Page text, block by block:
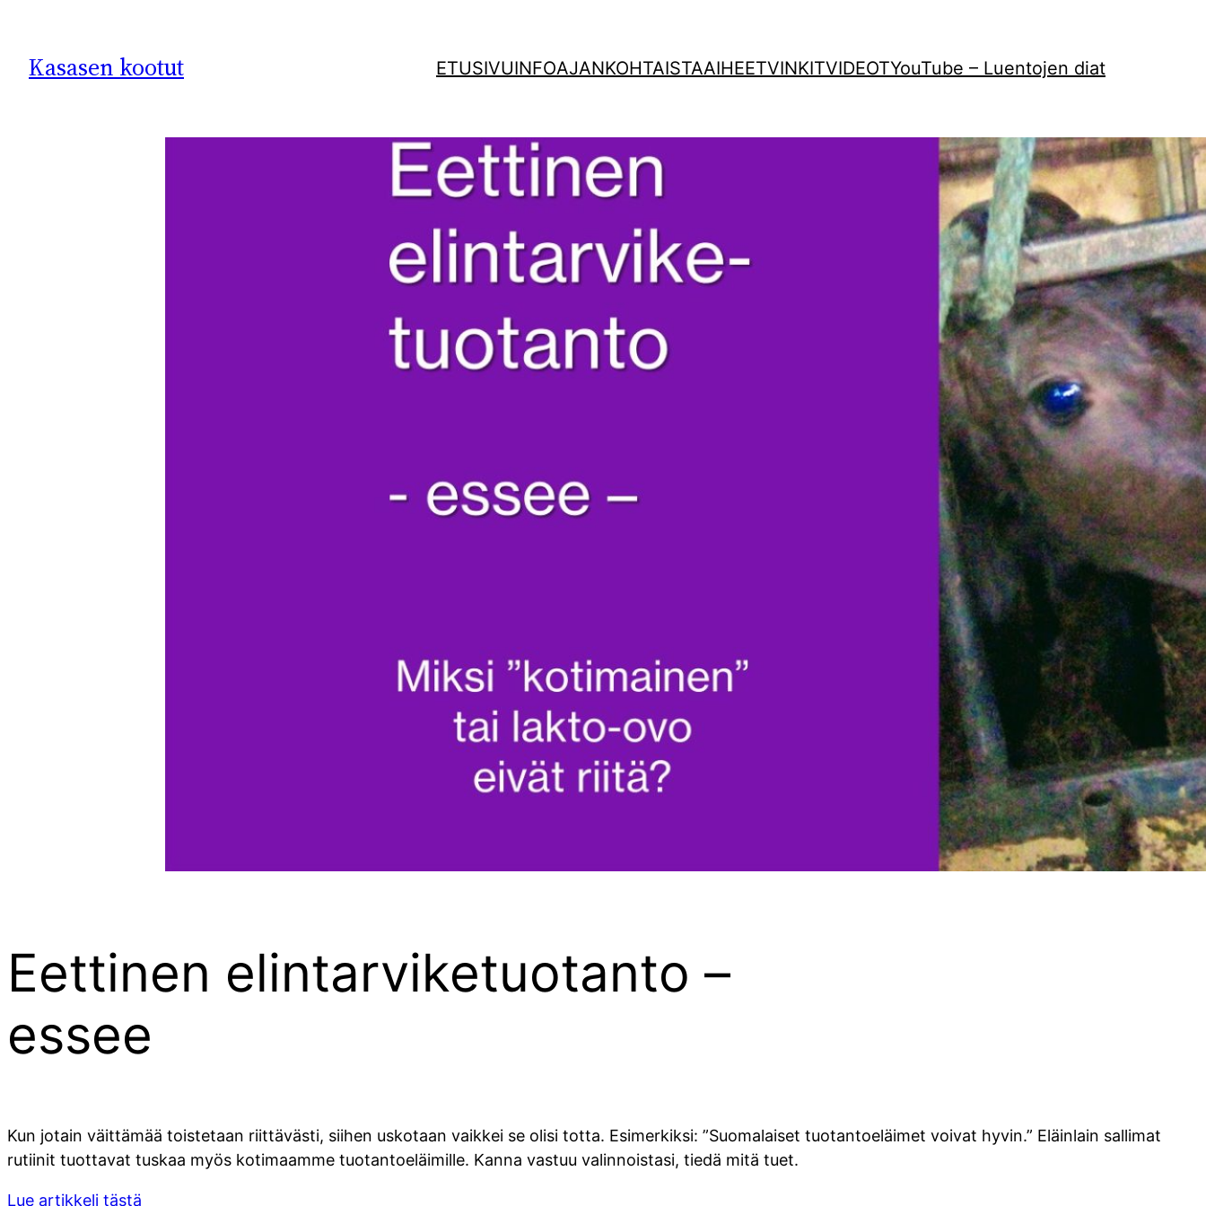
Kasasen kootut ETUSIVUINFOAJANKOHTAISTAAIHEETVINKITVIDEOTYouTube – Luentojen diat
Eettinen elintarviketuotanto –
essee
Kun jotain väittämää toistetaan riittävästi, siihen uskotaan vaikkei se olisi totta. Esimerkiksi: ”Suomalaiset tuotantoeläimet voivat hyvin.” Eläinlain sallimat
rutiinit tuottavat tuskaa myös kotimaamme tuotantoeläimille. Kanna vastuu valinnoistasi, tiedä mitä tuet.
Lue artikkeli tästä